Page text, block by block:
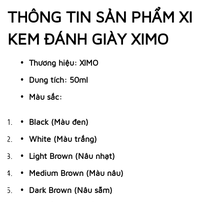
THÔNG TIN SẢN PHẨM XI
KEM ĐÁNH GIÀY XIMO
Thương hiệu: XIMO
Dung tích: 50ml
Màu sắc:
Black (Màu đen)
White (Màu trắng)
Light Brown (Nâu nhạt)
Medium Brown (Màu nâu)
Dark Brown (Nâu sẫm)